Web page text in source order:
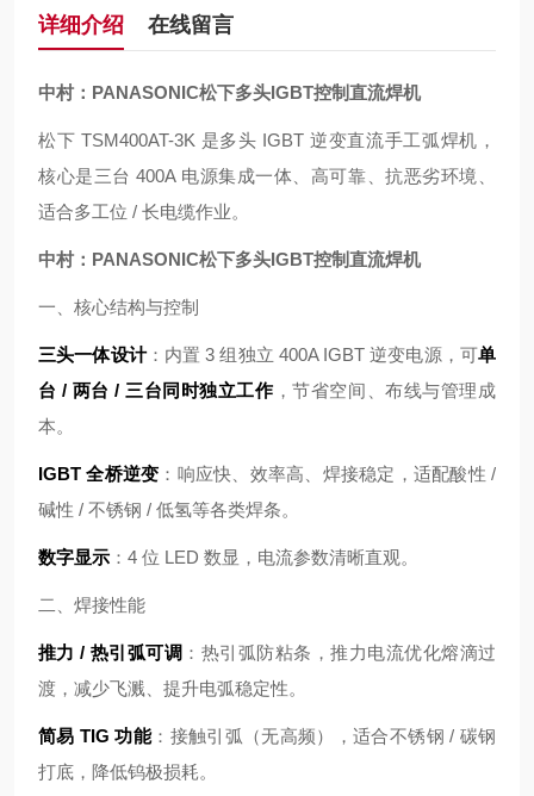
详细介绍 在线留言
中村：PANASONIC松下多头IGBT控制直流焊机
松下 TSM400AT-3K 是多头 IGBT 逆变直流手工弧焊机，
核心是三台 400A 电源集成一体、高可靠、抗恶劣环境、
适合多工位 / 长电缆作业。
中村：PANASONIC松下多头IGBT控制直流焊机
一、核心结构与控制
三头一体设计：内置 3 组独立 400A IGBT 逆变电源，可单
台 / 两台 / 三台同时独立工作 ，节省空间、布线与管理成
本。
IGBT 全桥逆变 ：响应快、效率高、焊接稳定，适配酸性 /
碱性 / 不锈钢 / 低氢等各类焊条。
数字显示 ：4 位 LED 数显，电流参数清晰直观。
二、焊接性能
推力 / 热引弧可调 ：热引弧防粘条，推力电流优化熔滴过
渡，减少飞溅、提升电弧稳定性。
简易 TIG 功能：接触引弧（无高频），适合不锈钢 / 碳钢
打底，降低钨极损耗。